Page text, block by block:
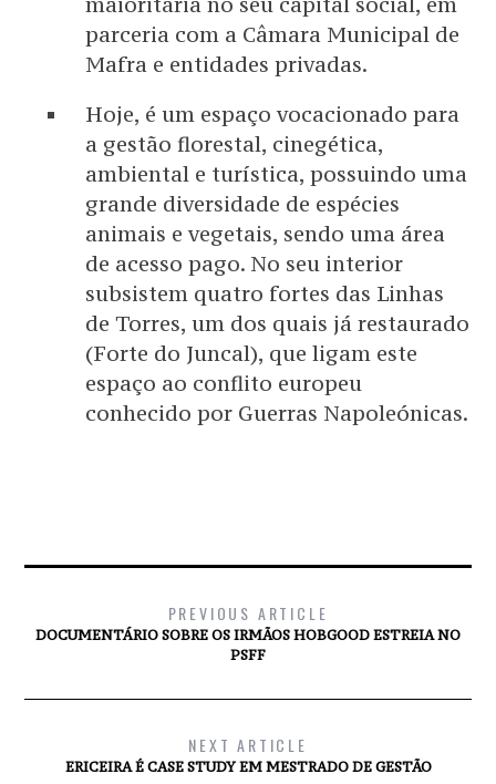
parceria com a Câmara Municipal de
Mafra e entidades privadas.
Hoje, é um espaço vocacionado para
a gestão florestal, cinegética,
ambiental e turística, possuindo uma
grande diversidade de espécies
animais e vegetais, sendo uma área
de acesso pago. No seu interior
subsistem quatro fortes das Linhas
de Torres, um dos quais já restaurado
(Forte do Juncal), que ligam este
espaço ao conflito europeu
conhecido por Guerras Napoleónicas.
PREVIOUS ARTICLE
DOCUMENTÁRIO SOBRE OS IRMÃOS HOBGOOD ESTREIA NO
PSFF
NEXT ARTICLE
ERICEIRA É CASE STUDY EM MESTRADO DE GESTÃO